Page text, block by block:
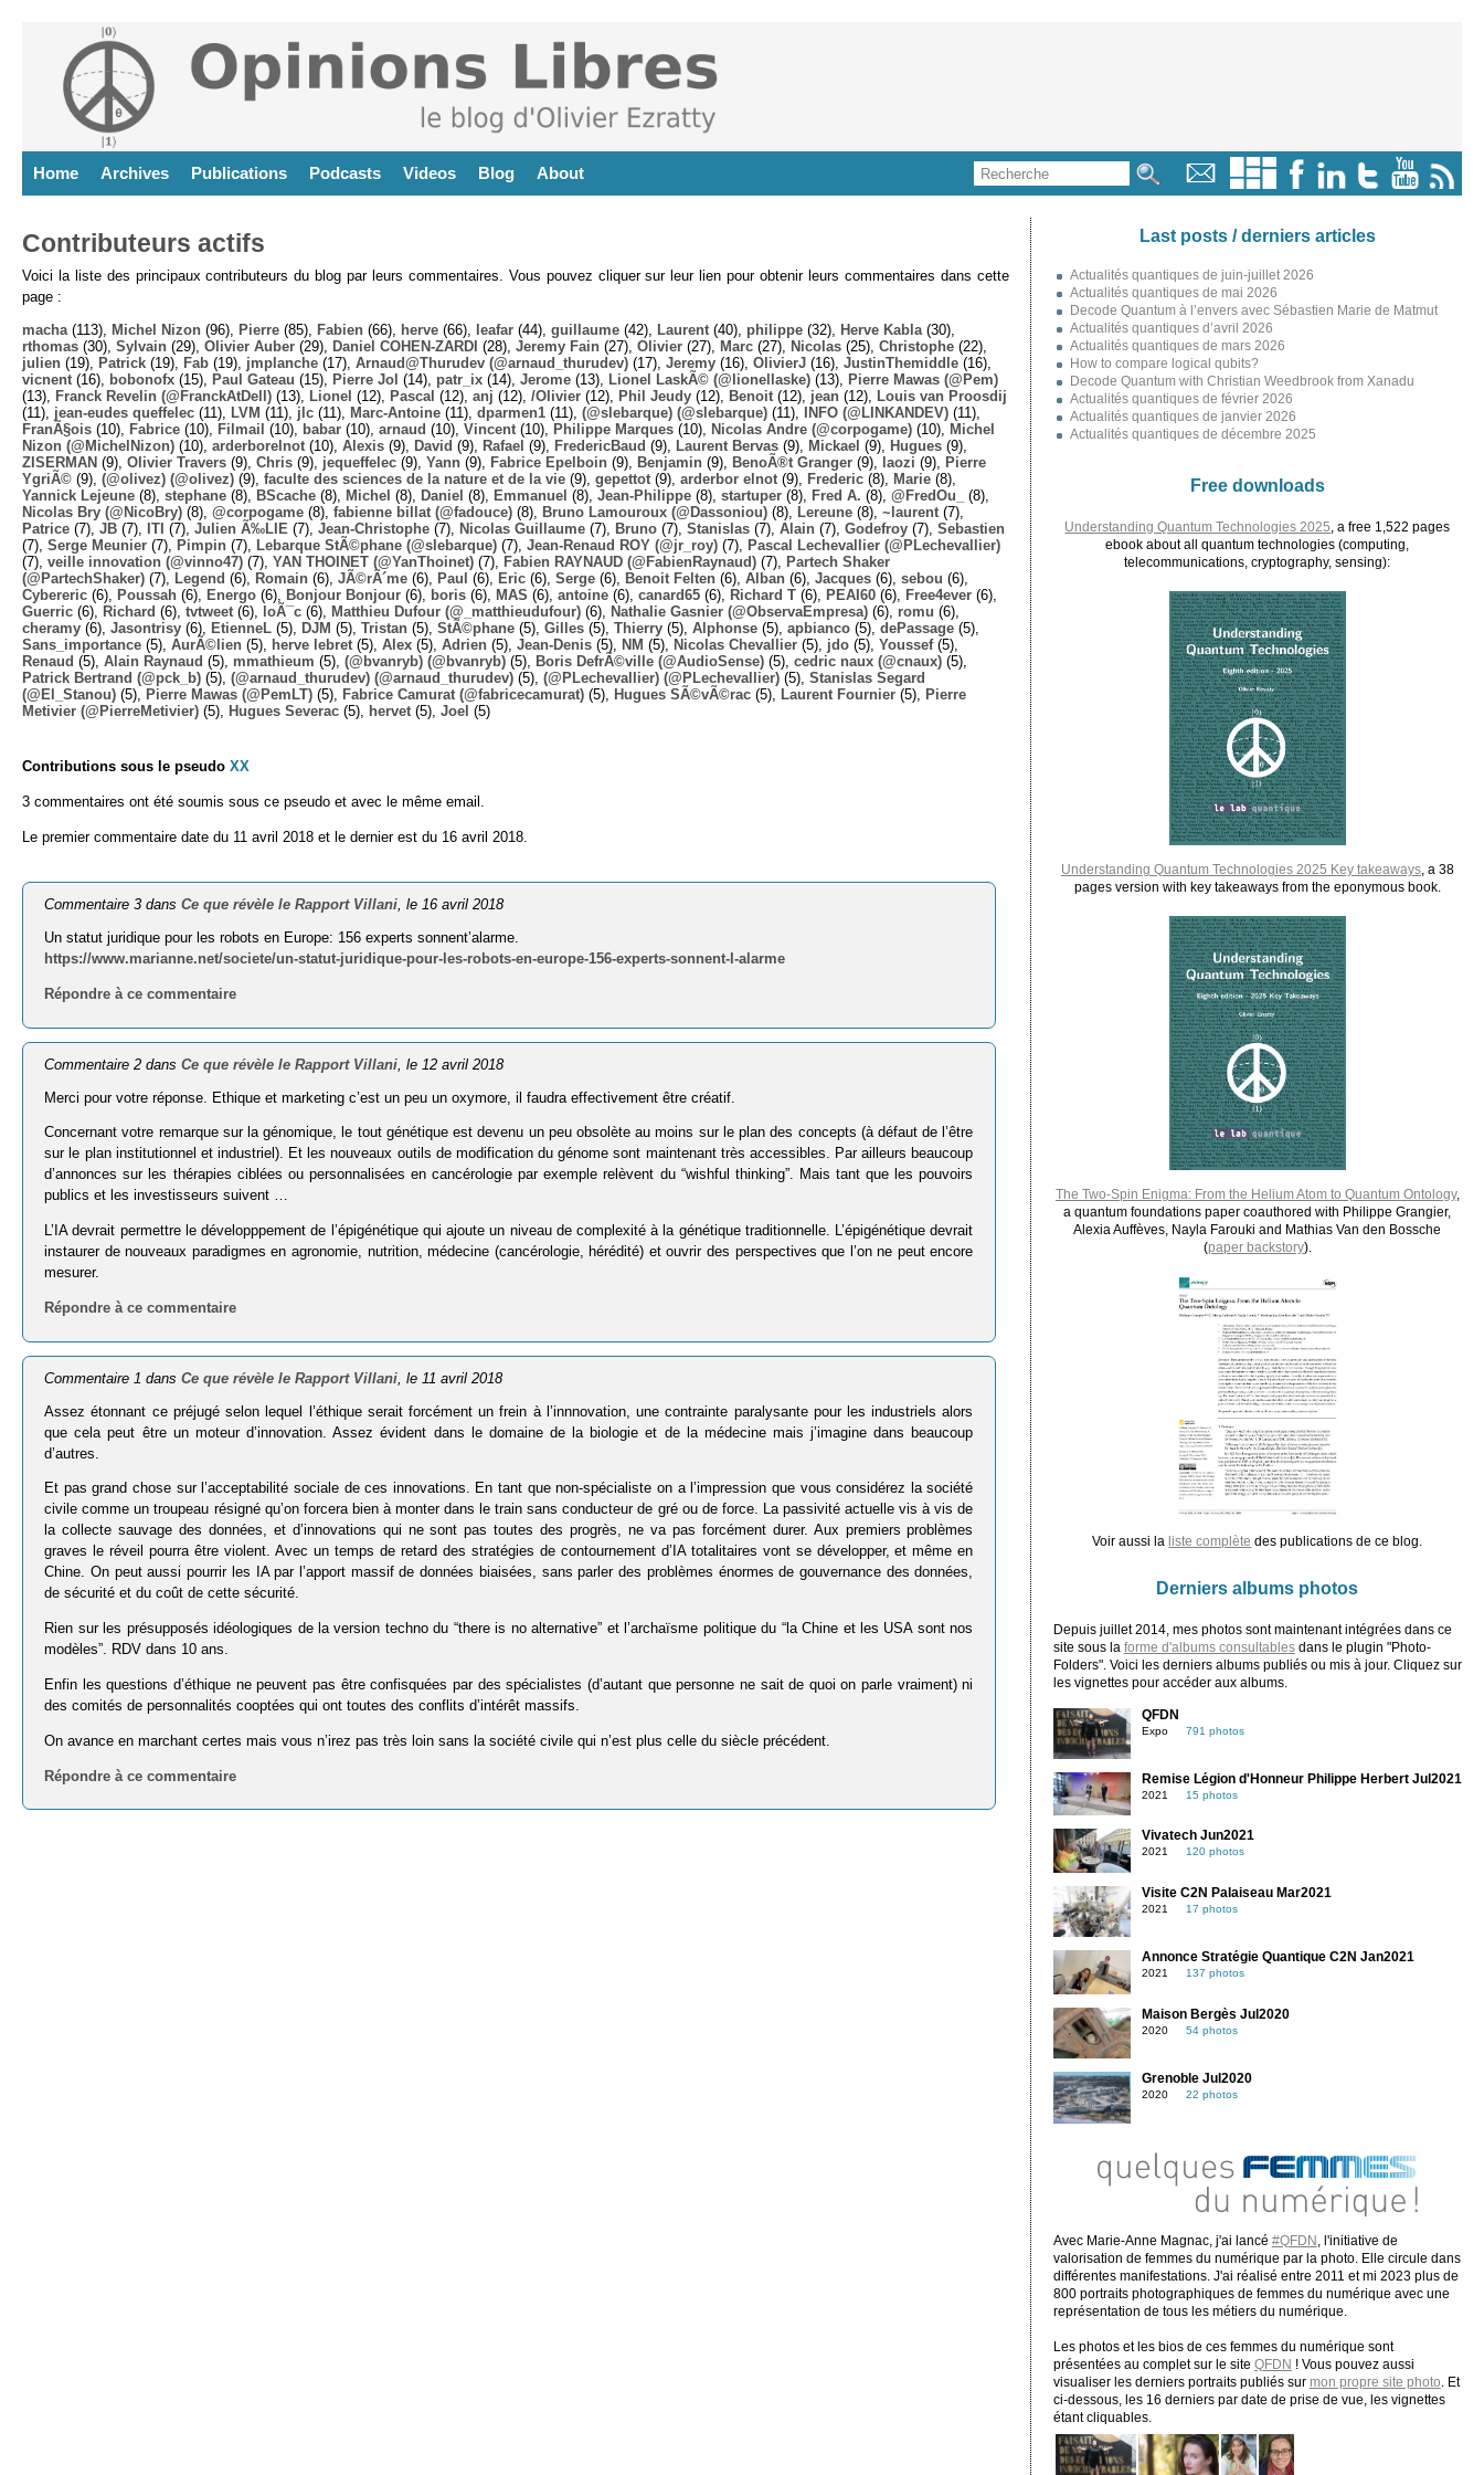
Home Archives Publications Podcasts Videos Blog About
Contributeurs actifs
Voici la liste des principaux contributeurs du blog par leurs commentaires. Vous pouvez cliquer sur leur lien pour obtenir leurs commentaires dans cette
page :
macha (113), Michel Nizon (96), Pierre (85), Fabien (66), herve (66), leafar (44), guillaume (42), Laurent (40), philippe (32), Herve Kabla (30),
rthomas (30), Sylvain (29), Olivier Auber (29), Daniel COHEN-ZARDI (28), Jeremy Fain (27), Olivier (27), Marc (27), Nicolas (25), Christophe (22),
julien (19), Patrick (19), Fab (19), jmplanche (17), Arnaud@Thurudev (@arnaud_thurudev) (17), Jeremy (16), OlivierJ (16), JustinThemiddle (16),
vicnent (16), bobonofx (15), Paul Gateau (15), Pierre Jol (14), patr_ix (14), Jerome (13), Lionel LaskÃ© (@lionellaske) (13),
Pierre Mawas (@Pem)
(13),
Franck Revelin (@FranckAtDell) (13), Lionel (12), Pascal (12), anj (12), /Olivier (12), Phil Jeudy (12), Benoit (12), jean (12),
Louis van Proosdij
(11), jean-eudes queffelec (11), LVM (11), jlc (11), Marc-Antoine (11), dparmen1 (11), (@slebarque) (@slebarque) (11), INFO (@LINKANDEV) (11),
FranÃ§ois (10), Fabrice (10), Filmail (10), babar (10), arnaud (10), Vincent (10), Philippe Marques (10), Nicolas Andre (@corpogame) (10),
Michel
Nizon (@MichelNizon) (10), arderborelnot (10), Alexis (9), David (9), Rafael (9), FredericBaud (9), Laurent Bervas (9), Mickael (9), Hugues (9),
ZISERMAN (9), Olivier Travers (9), Chris (9), jequeffelec (9), Yann (9), Fabrice Epelboin (9), Benjamin (9), BenoÃ®t Granger (9), laozi (9),
Pierre
YgriÃ© (9), (@olivez) (@olivez) (9), faculte des sciences de la nature et de la vie (9), gepettot (9), arderbor elnot (9), Frederic (8), Marie (8),
Yannick Lejeune (8), stephane (8), BScache (8), Michel (8), Daniel (8), Emmanuel (8), Jean-Philippe (8), startuper (8), Fred A. (8), @FredOu_
(8),
Nicolas Bry (@NicoBry) (8), @corpogame (8), fabienne billat (@fadouce) (8), Bruno Lamouroux (@Dassoniou) (8), Lereune (8), ~laurent (7),
Patrice (7), JB (7), ITI (7), Julien Ã‰LIE (7), Jean-Christophe (7), Nicolas Guillaume (7), Bruno (7), Stanislas (7), Alain (7), Godefroy (7), Sebastien
(7), Serge Meunier (7), Pimpin (7), Lebarque StÃ©phane (@slebarque) (7), Jean-Renaud ROY (@jr_roy) (7),
Pascal Lechevallier (@PLechevallier)
(7), veille innovation (@vinno47) (7), YAN THOINET (@YanThoinet) (7), Fabien RAYNAUD (@FabienRaynaud) (7),
Partech Shaker
(@PartechShaker) (7), Legend (6), Romain (6), JÃ©rÃ´me (6), Paul (6), Eric (6), Serge (6), Benoit Felten (6), Alban (6), Jacques (6), sebou (6),
Cybereric (6), Poussah (6), Energo (6), Bonjour Bonjour (6), boris (6), MAS (6), antoine (6), canard65 (6), Richard T (6), PEAI60 (6), Free4ever (6),
Guerric (6), Richard (6), tvtweet (6), loÃ¯c (6), Matthieu Dufour (@_matthieudufour) (6), Nathalie Gasnier (@ObservaEmpresa) (6), romu (6),
cheramy (6), Jasontrisy (6), EtienneL (5), DJM (5), Tristan (5), StÃ©phane (5), Gilles (5), Thierry (5), Alphonse (5), apbianco (5), dePassage (5),
Sans_importance (5), AurÃ©lien (5), herve lebret (5), Alex (5), Adrien (5), Jean-Denis (5), NM (5), Nicolas Chevallier (5), jdo (5), Youssef(5),
Renaud (5), Alain Raynaud (5), mmathieum (5), (@bvanryb) (@bvanryb) (5), Boris DefrÃ©ville (@AudioSense) (5), cedric naux (@cnaux) (5),
Patrick Bertrand (@pck_b) (5), (@arnaud_thurudev) (@arnaud_thurudev) (5), (@PLechevallier) (@PLechevallier) (5), Stanislas Segard
(@El_Stanou) (5), Pierre Mawas (@PemLT) (5), Fabrice Camurat (@fabricecamurat) (5), Hugues SÃ©vÃ©rac (5), Laurent Fournier (5),
Pierre
Metivier (@PierreMetivier) (5), Hugues Severac (5), hervet (5), Joel (5)
Contributions sous le pseudo XX
3 commentaires ont été soumis sous ce pseudo et avec le même email.
Le premier commentaire date du 11 avril 2018 et le dernier est du 16 avril 2018.
Commentaire 3 dansCe que révèle le Rapport Villani, le 16 avril 2018
Un statut juridique pour les robots en Europe: 156 experts sonnent’alarme.
https://www.marianne.net/societe/un-statut-juridique-pour-les-robots-en-europe-156-experts-sonnent-l-alarme
Répondre à ce commentaire
Commentaire 2 dansCe que révèle le Rapport Villani , le 12 avril 2018
Merci pour votre réponse. Ethique et marketing c’est un peu un oxymore, il faudra effectivement être créatif.
Concernant votre remarque sur la génomique, le tout génétique est devenu un peu obsolète au moins sur le plan des concepts (à défaut de l’être
sur le plan institutionnel et industriel). Et les nouveaux outils de modification du génome sont maintenant très accessibles. Par ailleurs beaucoup
d’annonces sur les thérapies ciblées ou personnalisées en cancérologie par exemple relèvent du “wishful thinking”. Mais tant que les pouvoirs
publics et les investisseurs suivent …
L’IA devrait permettre le développpement de l’épigénétique qui ajoute un niveau de complexité à la génétique traditionnelle. L’épigénétique devrait
instaurer de nouveaux paradigmes en agronomie, nutrition, médecine (cancérologie, hérédité) et ouvrir des perspectives que l’on ne peut encore
mesurer.
Répondre à ce commentaire
Commentaire 1 dansCe que révèle le Rapport Villani , le 11 avril 2018
Assez étonnant ce préjugé selon lequel l’éthique serait forcément un frein à l’innnovation, une contrainte paralysante pour les industriels alors
que cela peut être un moteur d’innovation. Assez évident dans le domaine de la biologie et de la médecine mais j’imagine dans beaucoup
d’autres.
Et pas grand chose sur l’acceptabilité sociale de ces innovations. En tant que non-spécialiste on a l’impression que vous considérez la société
civile comme un troupeau résigné qu’on forcera bien à monter dans le train sans conducteur de gré ou de force. La passivité actuelle vis à vis de
la collecte sauvage des données, et d’innovations qui ne sont pas toutes des progrès, ne va pas forcément durer. Aux premiers problèmes
graves le réveil pourra être violent. Avec un temps de retard des stratégies de contournement d’IA totalitaires vont se développer, et même en
Chine. On peut aussi pourrir les IA par l’apport massif de données biaisées, sans parler des problèmes énormes de gouvernance des données,
de sécurité et du coût de cette sécurité.
Rien sur les présupposés idéologiques de la version techno du “there is no alternative” et l’archaïsme politique du “la Chine et les USA sont nos
modèles”. RDV dans 10 ans.
Enfin les questions d’éthique ne peuvent pas être confisquées par des spécialistes (d’autant que personne ne sait de quoi on parle vraiment) ni
des comités de personnalités cooptées qui ont toutes des conflits d’intérêt massifs.
On avance en marchant certes mais vous n’irez pas très loin sans la société civile qui n’est plus celle du siècle précédent.
Répondre à ce commentaire
Last posts / derniers articles
Actualités quantiques de juin-juillet 2026
Actualités quantiques de mai 2026
Decode Quantum à l’envers avec Sébastien Marie de Matmut
Actualités quantiques d’avril 2026
Actualités quantiques de mars 2026
How to compare logical qubits?
Decode Quantum with Christian Weedbrook from Xanadu
Actualités quantiques de février 2026
Actualités quantiques de janvier 2026
Actualités quantiques de décembre 2025
Free downloads
Understanding Quantum Technologies 2025 , a free 1,522 pages
ebook about all quantum technologies (computing,
telecommunications, cryptography, sensing):
Understanding Quantum Technologies 2025 Key takeaways, a 38
pages version with key takeaways from the eponymous book.
The Two-Spin Enigma: From the Helium Atom to Quantum Ontology,
a quantum foundations paper coauthored with Philippe Grangier,
Alexia Auffèves, Nayla Farouki and Mathias Van den Bossche
(paper backstory).
Voir aussi la liste complète des publications de ce blog.
Derniers albums photos
Depuis juillet 2014, mes photos sont maintenant intégrées dans ce
site sous la forme d'albums consultablesdans le plugin "Photo-
Folders". Voici les derniers albums publiés ou mis à jour. Cliquez sur
les vignettes pour accéder aux albums.
QFDN
Expo 791 photos
Remise Légion d'Honneur Philippe Herbert Jul2021
2021 15 photos
Vivatech Jun2021
2021 120 photos
Visite C2N Palaiseau Mar2021
2021 17 photos
Annonce Stratégie Quantique C2N Jan2021
2021 137 photos
Maison Bergès Jul2020
2020 54 photos
Grenoble Jul2020
2020 22 photos
Avec Marie-Anne Magnac, j'ai lancé #QFDN
, l'initiative de
valorisation de femmes du numérique par la photo. Elle circule dans
différentes manifestations. J'ai réalisé entre 2011 et mi 2023 plus de
800 portraits photographiques de femmes du numérique avec une
représentation de tous les métiers du numérique.
Les photos et les bios de ces femmes du numérique sont
présentées au complet sur le site QFDN ! Vous pouvez aussi
visualiser les derniers portraits publiés sur mon propre site photo . Et
ci-dessous, les 16 derniers par date de prise de vue, les vignettes
étant cliquables.